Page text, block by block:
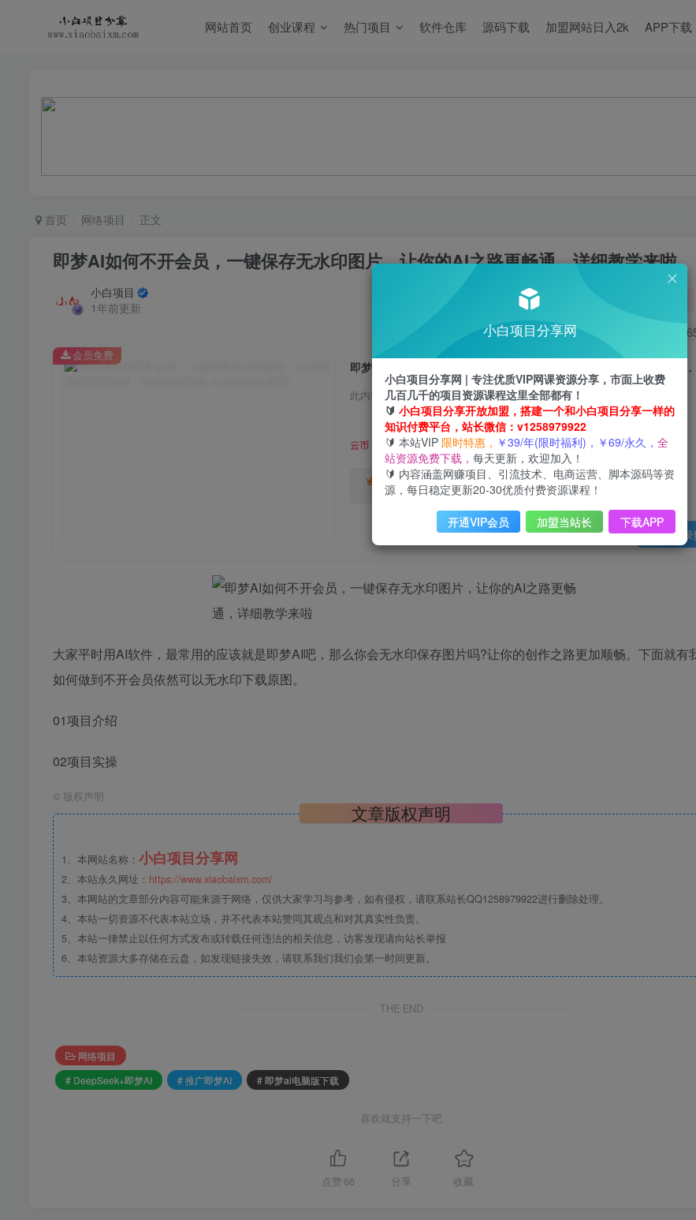
网站首页 创业课程 热门项目 软件仓库 源码下载 加盟网站日入2k APP下载
首页 网络项目 正文
即梦AI如何不开会员，一键保存无水印图片，让你的AI之路更畅通，详细教学来啦
小白项目
1年前更新
即梦AI如何不开会员，一键保存无水印图片，让你的AI之路更畅通，详细教学来啦
此内容为会员免费，请付费后查看
云币 3 限时特惠
云币99
年VIP免费 终身VIP会员
免费
登
会员免费
大家平时用AI软件，最常用的应该就是即梦AI吧，那么你会无水印保存图片吗?让你的创作之路更加顺畅。下面就有
如何做到不开会员依然可以无水印下载原图。
01项目介绍
02项目实操
© 版权声明
文章版权声明
1、本网站名称： 小白项目分享网
2、本站永久网址： https://www.xiaobaixm.com/
3、本网站的文章部分内容可能来源于网络，仅供大家学习与参考，如有侵权，请联系站长QQ1258979922进行删除处理。
4、本站一切资源不代表本站立场，并不代表本站赞同其观点和对其真实性负责。
5、本站一律禁止以任何方式发布或转载任何违法的相关信息，访客发现请向站长举报
6、本站资源大多存储在云盘，如发现链接失效，请联系我们我们会第一时间更新。
THE END
网络项目
# DeepSeek+即梦AI
# 推广即梦AI # 即梦ai电脑版下载
喜欢就支持一下吧
点赞 66 分享 收藏
小白项目分享网
小白项目分享网 | 专注优质VIP网课资源分享，市面上收费
几百几千的项目资源课程这里全部都有！
🔰 小白项目分享开放加盟，搭建一个和小白项目分享一样的
知识付费平台，站长微信：v1258979922
🔰 本站VIP 限时特惠， ￥39/年(限时福利)，￥69/永久， 全
站资源免费下载， 每天更新，欢迎加入！
🔰 内容涵盖网赚项目、引流技术、电商运营、脚本源码等资
源，每日稳定更新20-30优质付费资源课程！
开通VIP会员 加盟当站长 下载APP